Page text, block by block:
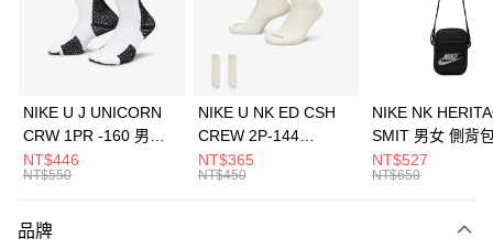
合作金庫商業銀行
第一商業銀行
華南商業銀行
彰化商業銀行
上海商業儲蓄銀行
元大商業銀行
台灣樂天信用卡公司
Apple Pay
全盈+PAY
AFTEE先享後付
【關於「AFTEE先享後付」】
NIKE U J UNICORN
CRW 1PR -160 男女
中統襪 FZ3393100
NT$446
NT$550
NIKE U NK ED CSH
CREW 2P-144
EMBRDY 男女 短統襪
FZ3073133
NT$365
NT$450
NIKE NK
SMIT 男女 側背
BA5871010
NT$527
NT$650
品牌